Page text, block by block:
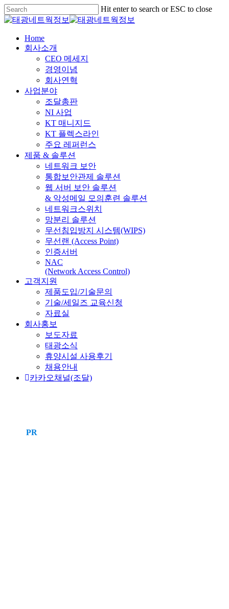
Skip
to
main
content
Hit enter to search or ESC to close
Close
Menu
Home
회사소개
CEO 메세지
경영이념
회사연혁
사업분야
조달총판
NI 사업
KT 매니지드
KT 플렉스라인
주요 레퍼런스
제품 & 솔루션
네트워크 보안
통합보안관제 솔루션
웹 서버 보안 솔루션
& 악성메일 모의훈련 솔루션
네트워크스위치
망분리 솔루션
무선침입방지 시스템(WIPS)
무선랜 (Access Point)
인증서버
NAC
(Network Access Control)
고객지원
제품도입/기술문의
기술/세일즈 교육신청
자료실
회사홍보
보도자료
태광소식
휴양시설 사용후기
채용안내
카카오채널(조달)
PR